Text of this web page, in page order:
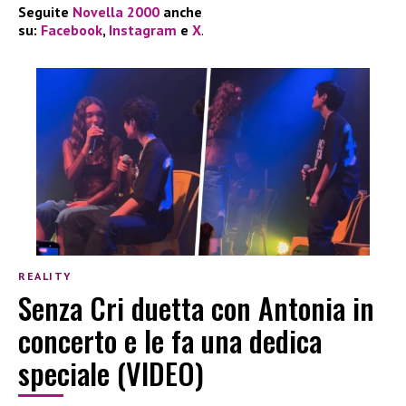
Seguite Novella 2000 anche
su: Facebook, Instagram e X.
REALITY
Senza Cri duetta con Antonia in
concerto e le fa una dedica
speciale (VIDEO)